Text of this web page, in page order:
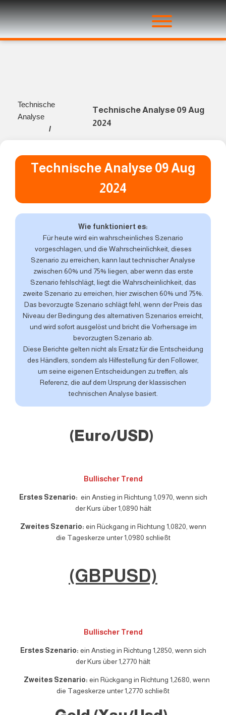
Technische
Analyse
/
Technische Analyse 09 Aug
2024
Technische Analyse 09 Aug
2024
Wie funktioniert es:
Für heute wird ein wahrscheinliches Szenario
vorgeschlagen, und die Wahrscheinlichkeit, dieses
Szenario zu erreichen, kann laut technischer Analyse
zwischen 60% und 75% liegen, aber wenn das erste
Szenario fehlschlägt, liegt die Wahrscheinlichkeit, das
zweite Szenario zu erreichen, hier zwischen 60% und 75%.
Das bevorzugte Szenario schlägt fehl, wenn der Preis das
Niveau der Bedingung des alternativen Szenarios erreicht,
und wird sofort ausgelöst und bricht die Vorhersage im
bevorzugten Szenario ab.
Diese Berichte gelten nicht als Ersatz für die Entscheidung
des Händlers, sondern als Hilfestellung für den Follower,
um seine eigenen Entscheidungen zu treffen, als
Referenz, die auf dem Ursprung der klassischen
technischen Analyse basiert.
(Euro/USD)
Bullischer Trend
Erstes Szenario: ein Anstieg in Richtung 1,0970, wenn sich
der Kurs über 1,0890 hält
Zweites Szenario: ein Rückgang in Richtung 1,0820, wenn
die Tageskerze unter 1,0980 schließt
(GBPUSD)
Bullischer Trend
Erstes Szenario: ein Anstieg in Richtung 1,2850, wenn sich
der Kurs über 1,2770 hält
Zweites Szenario: ein Rückgang in Richtung 1,2680, wenn
die Tageskerze unter 1,2770 schließt